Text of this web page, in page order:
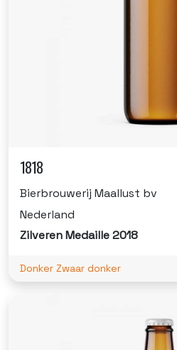
1818
Bierbrouwerij Maallust bv
Nederland
Zilveren Medaille 2018
Donker Zwaar donker